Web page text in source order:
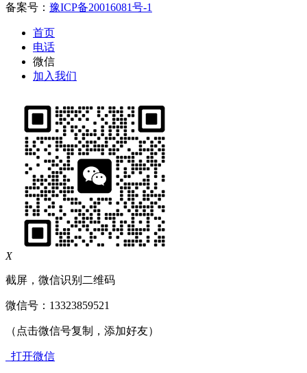
备案号： 豫ICP备20016081号-1
首页
电话
微信
加入我们
X
截屏，微信识别二维码
微信号： 13323859521
（点击微信号复制，添加好友）
打开微信